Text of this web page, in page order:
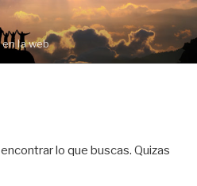
la web
lo que buscas. Quizas